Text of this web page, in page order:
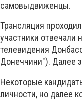
самовыдвиженцы.
Трансляция
участники отвечали
телевидения
Донеччини"). Далее
Некоторые
личности, но далее